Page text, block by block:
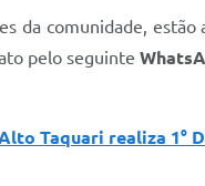
da comunidade, estão
pelo seguinte
Taquari realiza 1°